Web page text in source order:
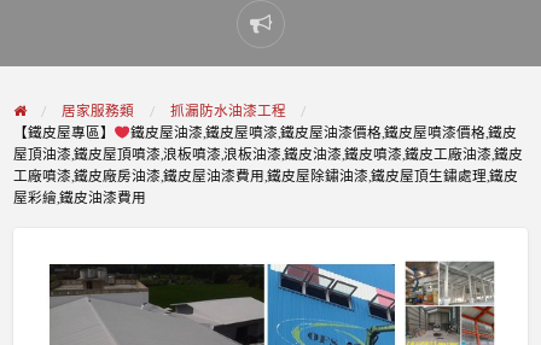
Report
problem
居家服務類
抓漏防水油漆工程
【鐵皮屋專區】
鐵皮屋油漆,鐵皮屋噴漆,鐵皮屋油漆價格,鐵皮屋噴漆價格,鐵皮
屋頂油漆,鐵皮屋頂噴漆,浪板噴漆,浪板油漆,鐵皮油漆,鐵皮噴漆,鐵皮工廠油漆,鐵皮
工廠噴漆,鐵皮廠房油漆,鐵皮屋油漆費用,鐵皮屋除鏽油漆,鐵皮屋頂生鏽處理,鐵皮
屋彩繪,鐵皮油漆費用